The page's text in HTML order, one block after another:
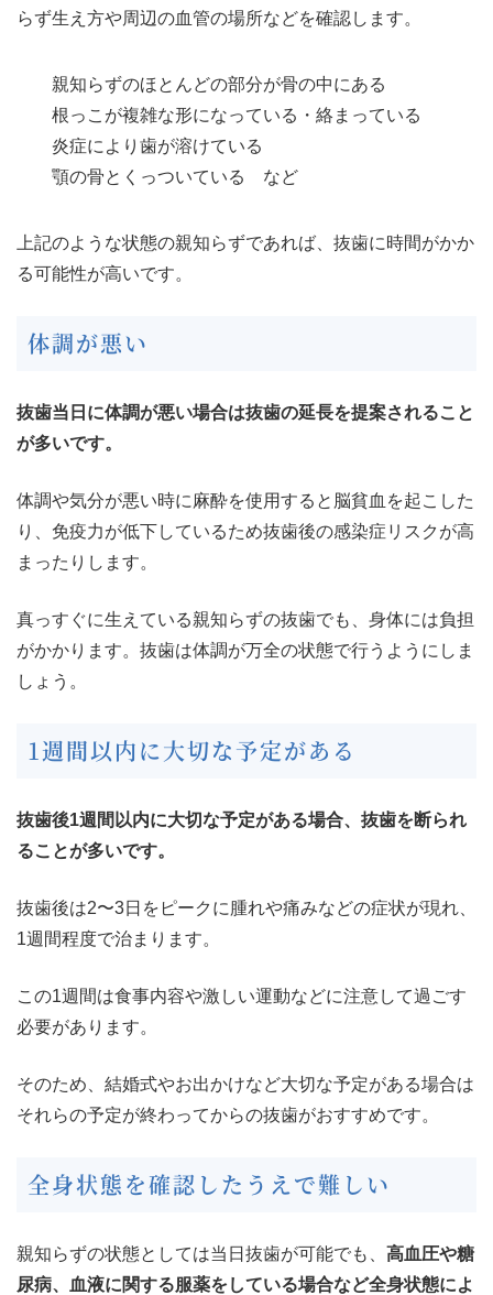
らず生え方や周辺の血管の場所などを確認します。
親知らずのほとんどの部分が骨の中にある
根っこが複雑な形になっている・絡まっている
炎症により歯が溶けている
顎の骨とくっついている など
上記のような状態の親知らずであれば、抜歯に時間がかか
る可能性が高いです。
体調が悪い
抜歯当日に体調が悪い場合は抜歯の延長を提案されること
が多いです。
体調や気分が悪い時に麻酔を使用すると脳貧血を起こした
り、免疫力が低下しているため抜歯後の感染症リスクが高
まったりします。
真っすぐに生えている親知らずの抜歯でも、身体には負担
がかかります。抜歯は体調が万全の状態で行うようにしま
しょう。
1週間以内に大切な予定がある
抜歯後1週間以内に大切な予定がある場合、抜歯を断られ
ることが多いです。
抜歯後は2〜3日をピークに腫れや痛みなどの症状が現れ、
1週間程度で治まります。
この1週間は食事内容や激しい運動などに注意して過ごす
必要があります。
そのため、結婚式やお出かけなど大切な予定がある場合は
それらの予定が終わってからの抜歯がおすすめです。
全身状態を確認したうえで難しい
親知らずの状態としては当日抜歯が可能でも、 高血圧や糖
尿病、血液に関する服薬をしている場合など全身状態によ